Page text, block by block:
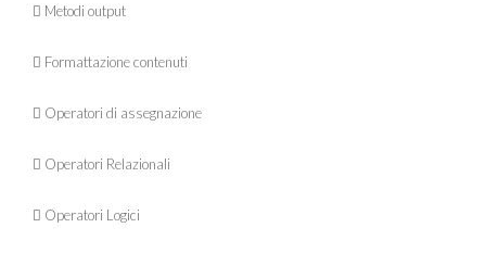
 Metodi output
 Formattazione contenuti
 Operatori di assegnazione
 Operatori Relazionali
 Operatori Logici